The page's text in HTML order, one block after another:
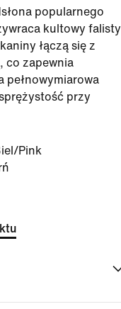
popularnego
kultowy falisty
łączą się z
co zapewnia
pełnowymiarowa
przy
Pink